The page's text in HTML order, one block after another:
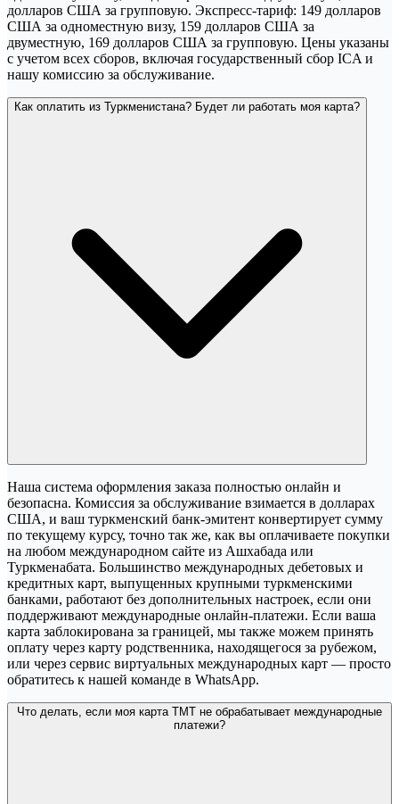
долларов США за групповую. Экспресс-тариф: 149 долларов
США за одноместную визу, 159 долларов США за
двуместную, 169 долларов США за групповую. Цены указаны
с учетом всех сборов, включая государственный сбор ICA и
нашу комиссию за обслуживание.
Как оплатить из Туркменистана? Будет ли работать моя карта?
Наша система оформления заказа полностью онлайн и
безопасна. Комиссия за обслуживание взимается в долларах
США, и ваш туркменский банк-эмитент конвертирует сумму
по текущему курсу, точно так же, как вы оплачиваете покупки
на любом международном сайте из Ашхабада или
Туркменабата. Большинство международных дебетовых и
кредитных карт, выпущенных крупными туркменскими
банками, работают без дополнительных настроек, если они
поддерживают международные онлайн-платежи. Если ваша
карта заблокирована за границей, мы также можем принять
оплату через карту родственника, находящегося за рубежом,
или через сервис виртуальных международных карт — просто
обратитесь к нашей команде в WhatsApp.
Что делать, если моя карта TMT не обрабатывает международные
платежи?